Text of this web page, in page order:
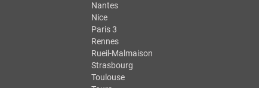
Nantes
Nice
Paris 3
Rennes
Rueil-Malmaison
Strasbourg
Toulouse